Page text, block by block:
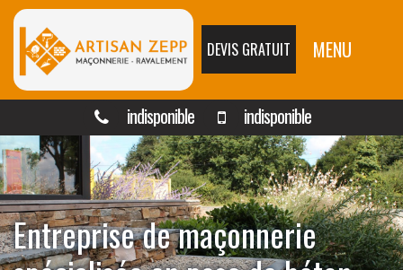
DEVIS GRATUIT MENU
indisponible indisponible
Entreprise de maçonnerie